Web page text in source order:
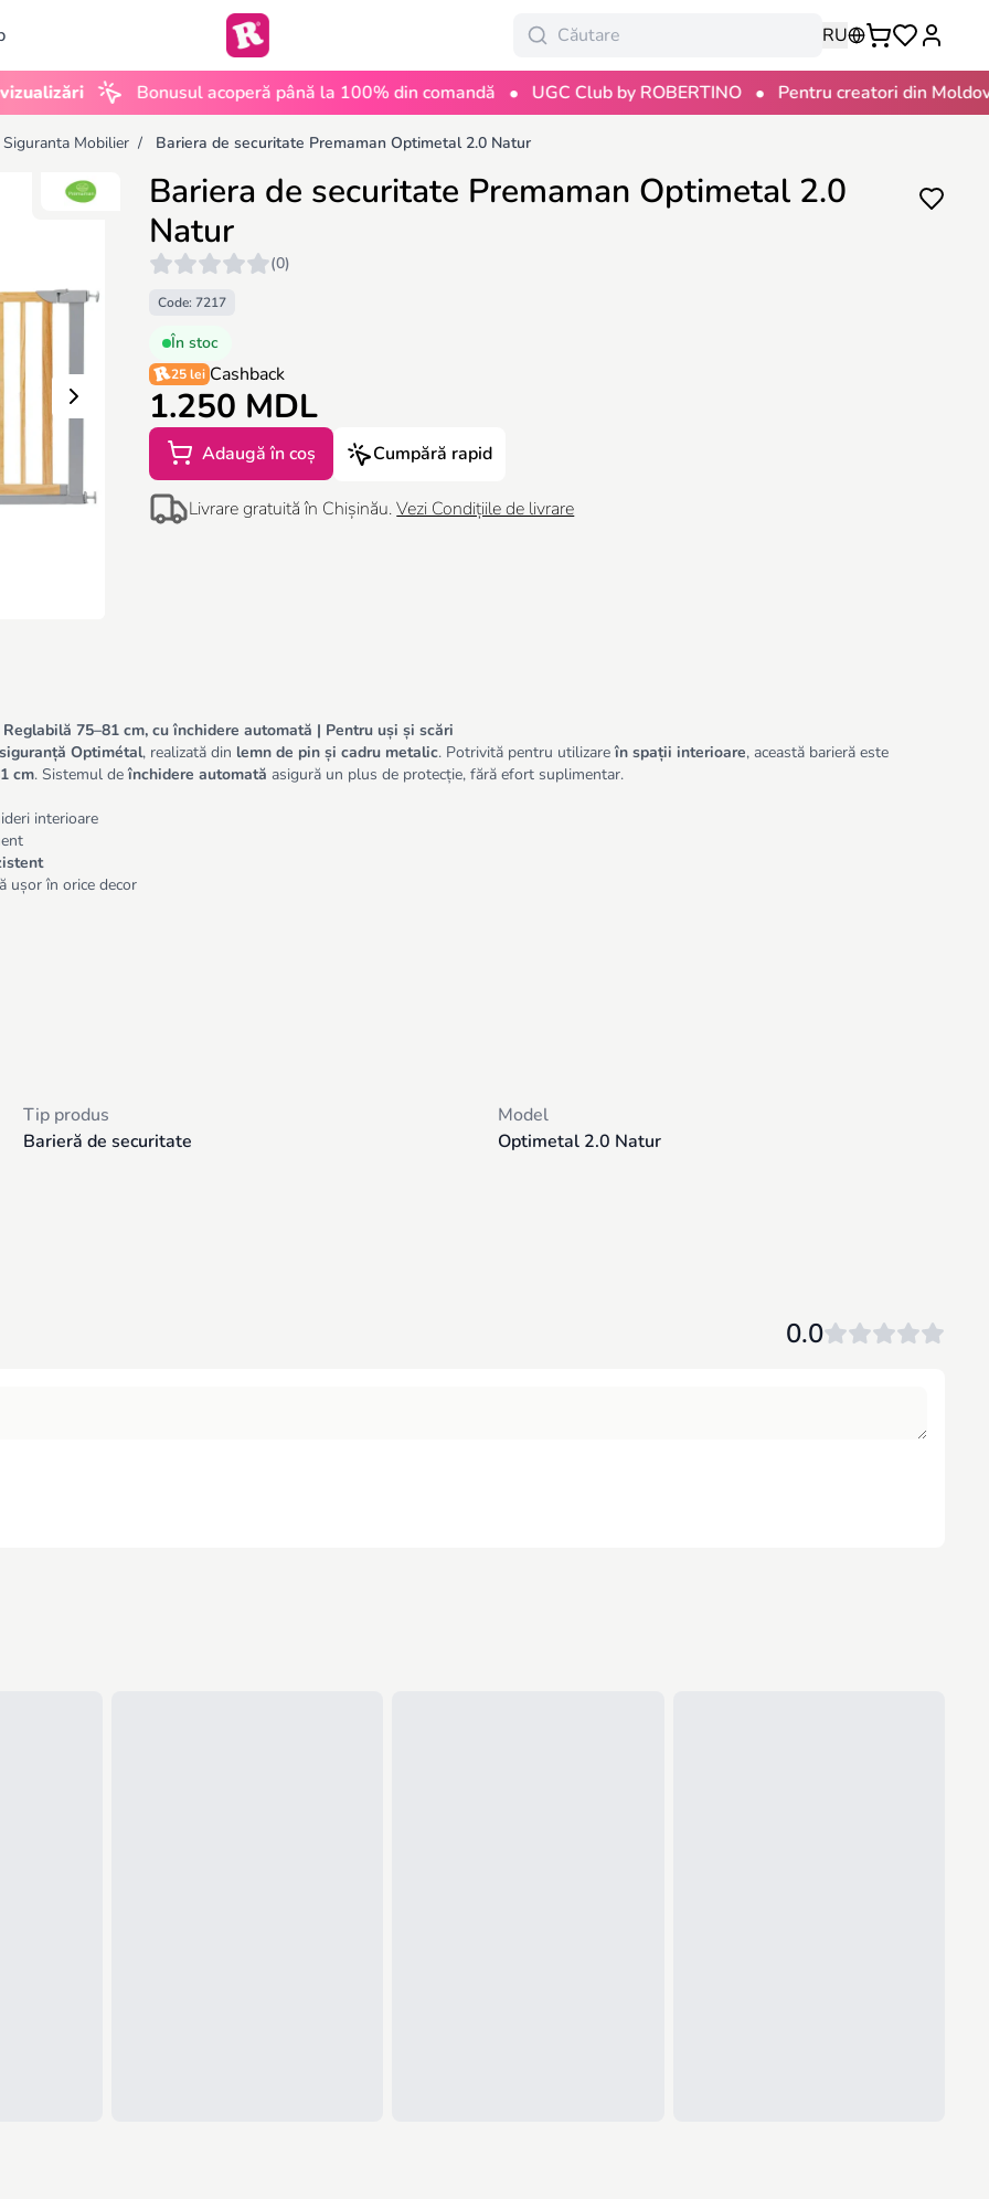
RU
Bonusul acoperă până la 100% din comandă • UGC Club by ROBERTINO • Pentru creatori din Moldova •
Siguranta Mobilier / Bariera de securitate Premaman Optimetal 2.0 Natur
Bariera de securitate Premaman Optimetal 2.0
Natur
(0)
Code: 7217
În stoc
25 lei Cashback
1.250 MDL
Adaugă în coș Cumpără rapid
Livrare gratuită în Chișinău.Vezi Condițiile de livrare
75–81 cm, cu închidere automată | Pentru uși și scări
Optimétal, realizată din lemn de pin și cadru metalic. Potrivită pentru utilizare în spații interioare, această barieră este
cm. Sistemul de închidere automată asigură un plus de protecție, fără efort suplimentar.
interioare
ușor în orice decor
Tip produs
Barieră de securitate
Model
Optimetal 2.0 Natur
0.0